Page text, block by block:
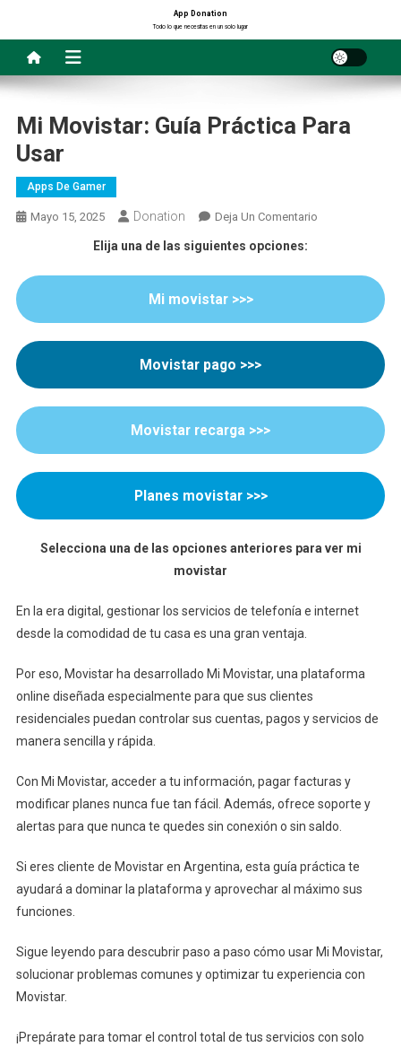
contenido
App Donation
Todo lo que necesitas en un solo lugar
Mi Movistar: Guía Práctica Para
Usar
Apps De Gamer
Mayo 15, 2025 Donation Deja Un ComentarioEn
Guía
Usar
Elija una de las siguientes opciones:
Mi movistar >>>
Movistar pago >>>
Movistar recarga >>>
Planes movistar >>>
Selecciona una de las opciones anteriores para ver mi
movistar
En la era digital, gestionar los servicios de telefonía e internet
desde la comodidad de tu casa es una gran ventaja.
Por eso, Movistar ha desarrollado Mi Movistar, una plataforma
online diseñada especialmente para que sus clientes
residenciales puedan controlar sus cuentas, pagos y servicios de
manera sencilla y rápida.
Con Mi Movistar, acceder a tu información, pagar facturas y
modificar planes nunca fue tan fácil. Además, ofrece soporte y
alertas para que nunca te quedes sin conexión o sin saldo.
Si eres cliente de Movistar en Argentina, esta guía práctica te
ayudará a dominar la plataforma y aprovechar al máximo sus
funciones.
Sigue leyendo para descubrir paso a paso cómo usar Mi Movistar,
solucionar problemas comunes y optimizar tu experiencia con
Movistar.
¡Prepárate para tomar el control total de tus servicios con solo